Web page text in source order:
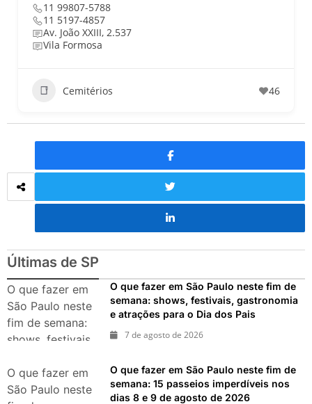
11 99807-5788
11 5197-4857
Av. João XXIII, 2.537
Vila Formosa
Cemitérios 46
Últimas de SP
O que fazer em
São Paulo neste
fim de semana:
shows, festivais,
atrações para o
Dia dos Pais
O que fazer em São Paulo neste fim de
semana: shows, festivais, gastronomia
e atrações para o Dia dos Pais
7 de agosto de 2026
O que fazer em
São Paulo neste
O que fazer em São Paulo neste fim de
semana: 15 passeios imperdíveis nos
dias 8 e 9 de agosto de 2026